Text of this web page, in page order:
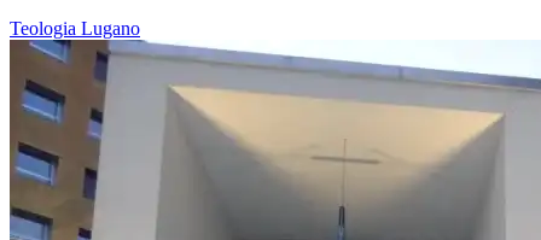
Teologia Lugano